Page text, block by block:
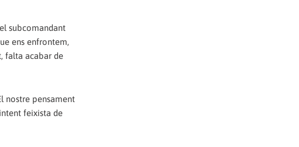
subcomandant
ens enfrontem,
falta acabar de
nostre pensament
feixista de